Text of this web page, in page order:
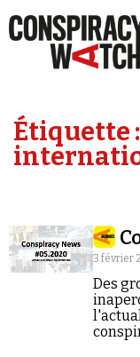
Étiquette :
3 février
Des